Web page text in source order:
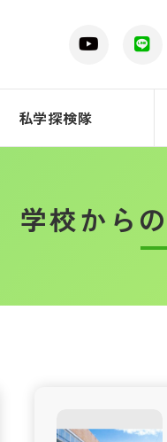
私学探検隊
学校から